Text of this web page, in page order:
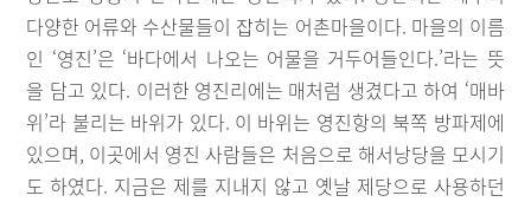
다양한 어류와 수산물들이 잡히는 어촌마을이다. 마을의 이름
인 ‘영진’은 ‘바다에서 나오는 어물을 거두어들인다.’라는 뜻
을 담고 있다. 이러한 영진리에는 매처럼 생겼다고 하여 ‘매바
위’라 불리는 바위가 있다. 이 바위는 영진항의 북쪽 방파제에
있으며, 이곳에서 영진 사람들은 처음으로 해서낭당을 모시기
도 하였다. 지금은 제를 지내지 않고 옛날 제당으로 사용하던